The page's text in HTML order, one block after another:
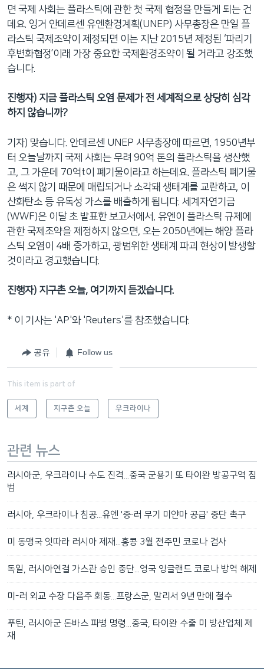
면 국제 사회는 플라스틱에 관한 첫 국제 협정을 만들게 되는 건
데요. 잉거 안데르센 유엔환경계획(UNEP) 사무총장은 만일 플
라스틱 국제조약이 제정되면 이는 지난 2015년 제정된 ‘파리기
후변화협정’이래 가장 중요한 국제환경조약이 될 거라고 강조했
습니다.
진행자) 지금 플라스틱 오염 문제가 전 세계적으로 상당히 심각
하지 않습니까?
기자) 맞습니다. 안데르센 UNEP 사무총장에 따르면, 1950년부
터 오늘날까지 국제 사회는 무려 90억 톤의 플라스틱을 생산했
고, 그 가운데 70억t이 폐기물이라고 하는데요. 플라스틱 폐기물
은 썩지 않기 때문에 매립되거나 소각돼 생태계를 교란하고, 이
산화탄소 등 유독성 가스를 배출하게 됩니다. 세계자연기금
(WWF)은 이달 초 발표한 보고서에서, 유엔이 플라스틱 규제에
관한 국제조약을 제정하지 않으면, 오는 2050년에는 해양 플라
스틱 오염이 4배 증가하고, 광범위한 생태계 파괴 현상이 발생할
것이라고 경고했습니다.
진행자) 지구촌 오늘, 여기까지 듣겠습니다.
* 이 기사는 'AP'와 'Reuters'를 참조했습니다.
공유 Follow us
This item is part of
세계 지구촌 오늘 우크라이나
관련 뉴스
러시아군, 우크라이나 수도 진격...중국 군용기 또 타이완 방공구역 침
범
러시아, 우크라이나 침공...유엔 '중∙러 무기 미얀마 공급' 중단 촉구
미 동맹국 잇따라 러시아 제재...홍콩 3월 전주민 코로나 검사
독일, 러시아연결 가스관 승인 중단...영국 잉글랜드 코로나 방역 해제
미-러 외교 수장 다음주 회동...프랑스군, 말리서 9년 만에 철수
푸틴, 러시아군 돈바스 파병 명령...중국, 타이완 수출 미 방산업체 제
재